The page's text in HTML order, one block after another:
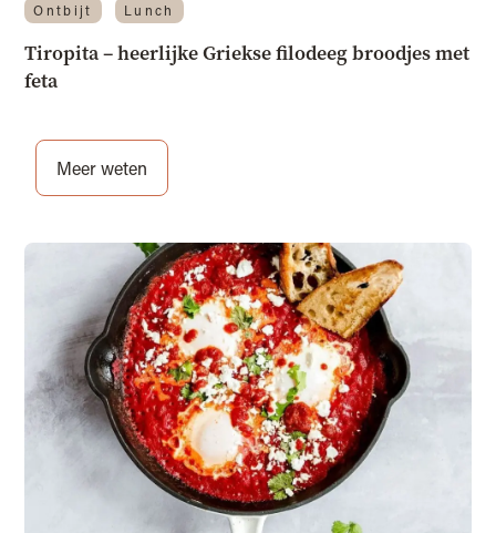
Ontbijt Lunch
Tiropita – heerlijke Griekse filodeeg broodjes met
feta
Meer weten